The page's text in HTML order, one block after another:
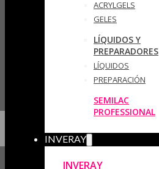
ACRYLGELS
GELES
LÍQUIDOS Y
PREPARADORES
LÍQUIDOS
PREPARACIÓN
SEMILAC
PROFESSIONAL
INVERAY
INVERAY